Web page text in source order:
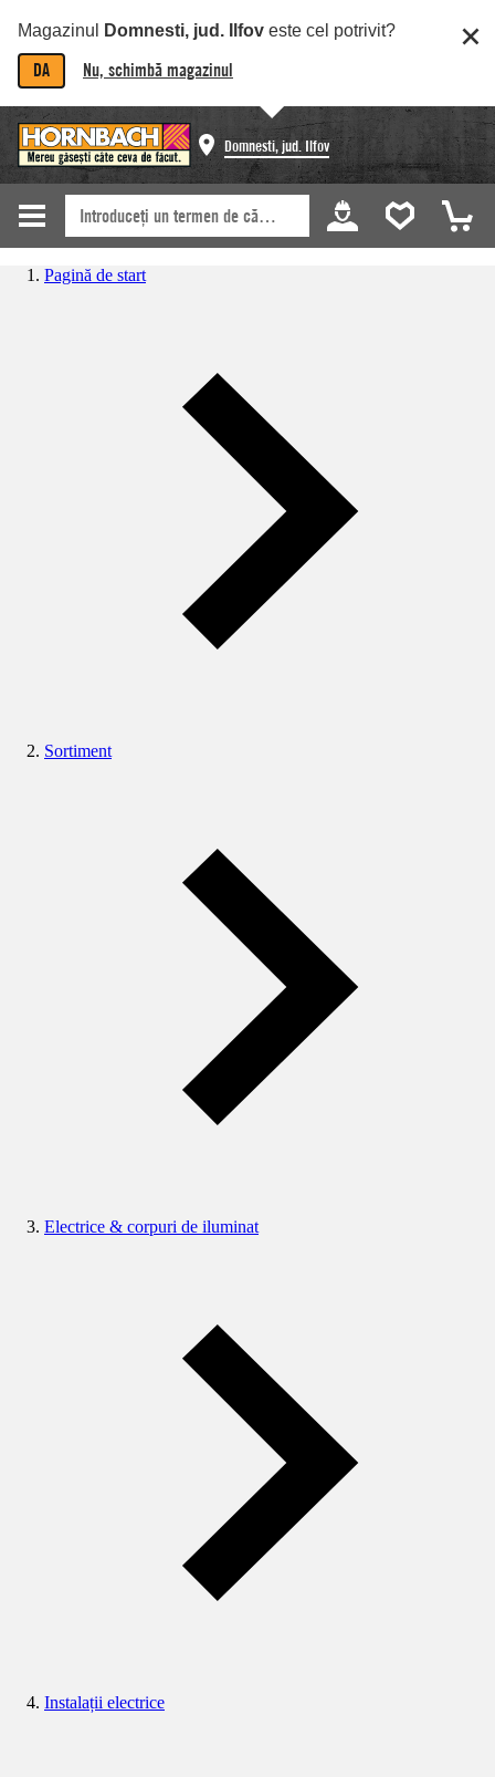
Magazinul Domnesti, jud. Ilfov este cel potrivit?
DA Nu, schimbă magazinul
Domnesti, jud. Ilfov
Pagină de start
Sortiment
Electrice & corpuri de iluminat
Instalații electrice